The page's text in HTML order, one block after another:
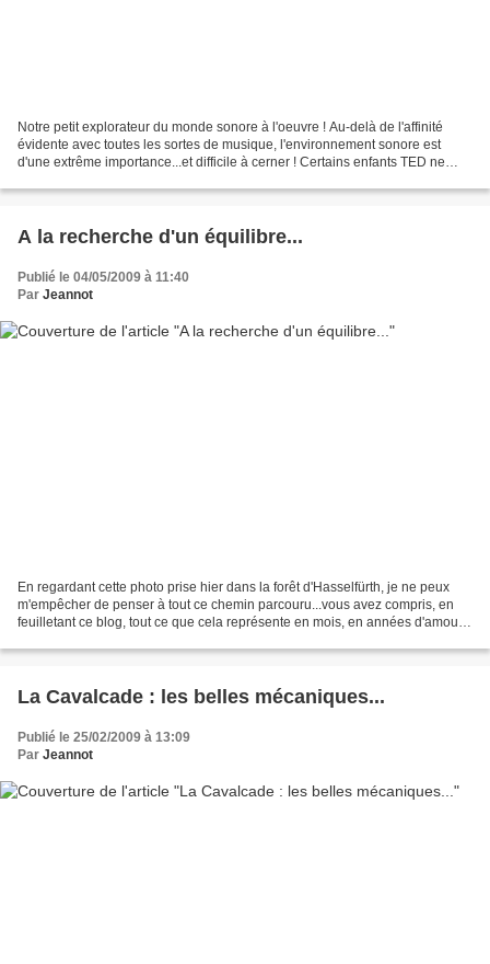
Notre petit explorateur du monde sonore à l'oeuvre ! Au-delà de l'affinité
évidente avec toutes les sortes de musique, l'environnement sonore est
d'une extrême importance...et difficile à cerner ! Certains enfants TED ne
A la recherche d'un équilibre...
Publié le 04/05/2009 à 11:40
Par Jeannot
En regardant cette photo prise hier dans la forêt d'Hasselfürth, je ne peux
m'empêcher de penser à tout ce chemin parcouru...vous avez compris, en
feuilletant ce blog, tout ce que cela représente en mois, en années d'amour,
La Cavalcade : les belles mécaniques...
Publié le 25/02/2009 à 13:09
Par Jeannot